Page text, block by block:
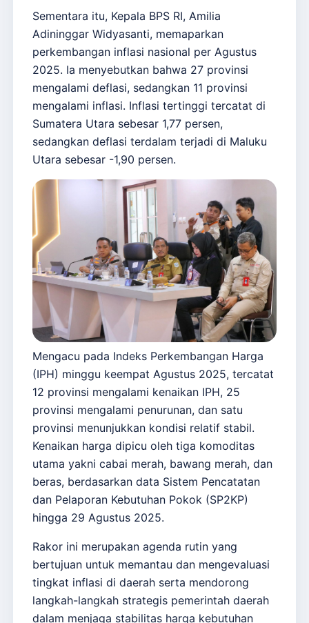
Sementara itu, Kepala BPS RI, Amilia
Adininggar Widyasanti, memaparkan
perkembangan inflasi nasional per Agustus
2025. Ia menyebutkan bahwa 27 provinsi
mengalami deflasi, sedangkan 11 provinsi
mengalami inflasi. Inflasi tertinggi tercatat di
Sumatera Utara sebesar 1,77 persen,
sedangkan deflasi terdalam terjadi di Maluku
Utara sebesar -1,90 persen.
Mengacu pada Indeks Perkembangan Harga
(IPH) minggu keempat Agustus 2025, tercatat
12 provinsi mengalami kenaikan IPH, 25
provinsi mengalami penurunan, dan satu
provinsi menunjukkan kondisi relatif stabil.
Kenaikan harga dipicu oleh tiga komoditas
utama yakni cabai merah, bawang merah, dan
beras, berdasarkan data Sistem Pencatatan
dan Pelaporan Kebutuhan Pokok (SP2KP)
hingga 29 Agustus 2025.
Rakor ini merupakan agenda rutin yang
bertujuan untuk memantau dan mengevaluasi
tingkat inflasi di daerah serta mendorong
langkah-langkah strategis pemerintah daerah
dalam menjaga stabilitas harga kebutuhan